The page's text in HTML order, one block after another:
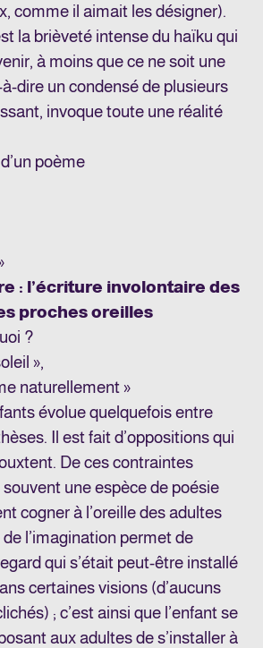
comme il aimait les désigner).
la brièveté intense du haïku qui
à moins que ce ne soit une
dire un condensé de plusieurs
invoque toute une réalité
poème
: l’écriture involontaire des
proches oreilles
?
»,
naturellement »
évolue quelquefois entre
Il est fait d’oppositions qui
De ces contraintes
une espèce de poésie
cogner à l’oreille des adultes
l’imagination permet de
qui s’était peut-être installé
certaines visions (d’aucuns
; c’est ainsi que l’enfant se
aux adultes de s’installer à